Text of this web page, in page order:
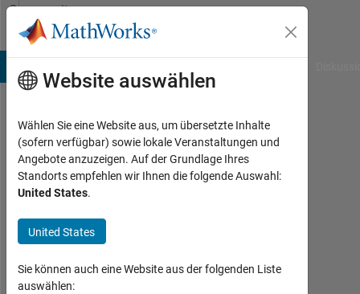
Weiter zum Inhalt
Community
Profile
Alex
Taylor
MathWorks
seit
2011
Website auswählen
Wählen Sie eine Website aus, um übersetzte Inhalte
(sofern verfügbar) sowie lokale Veranstaltungen und
Angebote anzuzeigen. Auf der Grundlage Ihres
Standorts empfehlen wir Ihnen die folgende Auswahl:
United States.
United States
Sie können auch eine Website aus der folgenden Liste
auswählen: